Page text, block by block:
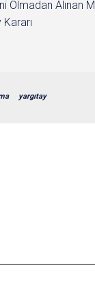
Olmadan Alınan
Kararı
yargıtay